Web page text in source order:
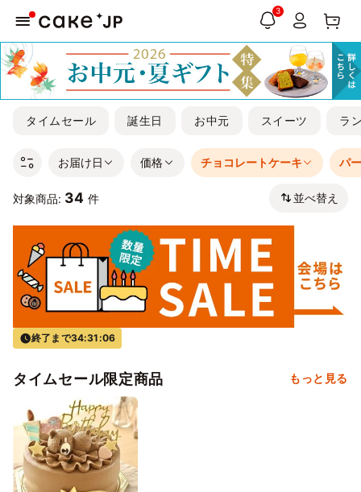
3
タイムセール 誕生日 お中元 スイーツ ラ
お届け日 価格 チョコレートケーキ パ
対象商品: 34 件 並べ替え
終了まで34:31:05
タイムセール限定商品 もっと見る